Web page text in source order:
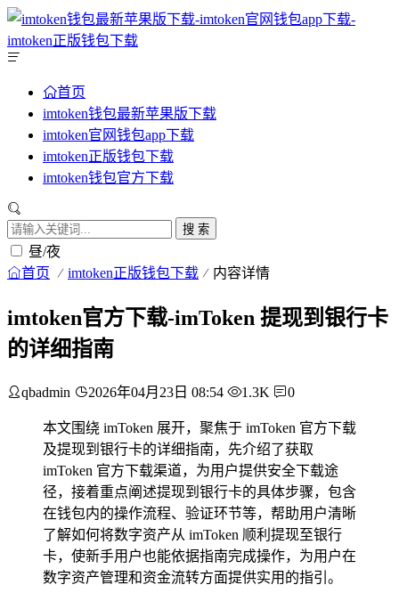
首页
imtoken钱包最新苹果版下载
imtoken官网钱包app下载
imtoken正版钱包下载
imtoken钱包官方下载
搜 索
昼/夜
首页 imtoken正版钱包下载 内容详情
imtoken官方下载-imToken 提现到银行卡
的详细指南
qbadmin 2026年04月23日 08:54 1.3K 0
本文围绕 imToken 展开，聚焦于 imToken 官方下载
及提现到银行卡的详细指南，先介绍了获取
imToken 官方下载渠道，为用户提供安全下载途
径，接着重点阐述提现到银行卡的具体步骤，包含
在钱包内的操作流程、验证环节等，帮助用户清晰
了解如何将数字资产从 imToken 顺利提现至银行
卡，使新手用户也能依据指南完成操作，为用户在
数字资产管理和资金流转方面提供实用的指引。